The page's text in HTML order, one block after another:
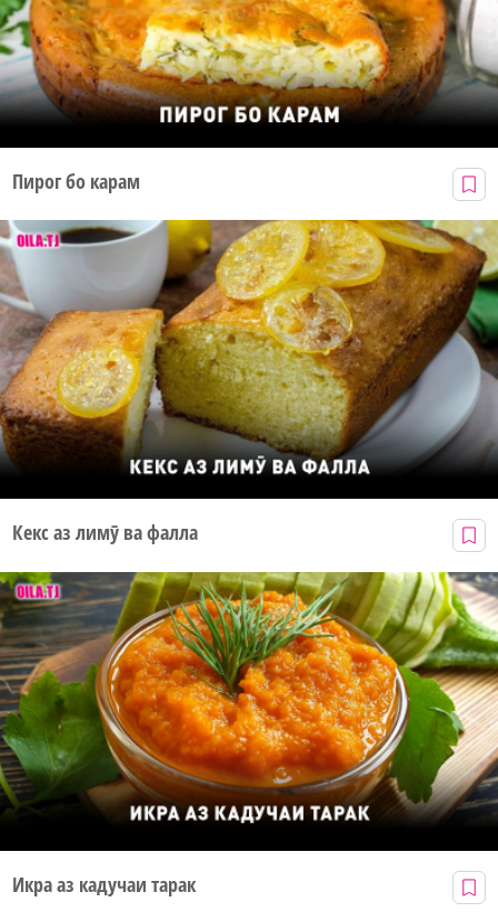
Пирог бо карам
Кекс аз лимӯ ва фалла
Икра аз кадучаи тарак